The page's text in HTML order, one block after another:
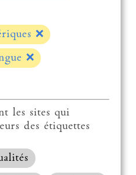
❌
❌
les sites qui
des étiquettes